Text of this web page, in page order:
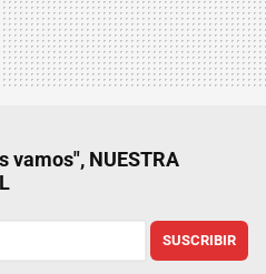
vamos", NUESTRA
SUSCRIBIR